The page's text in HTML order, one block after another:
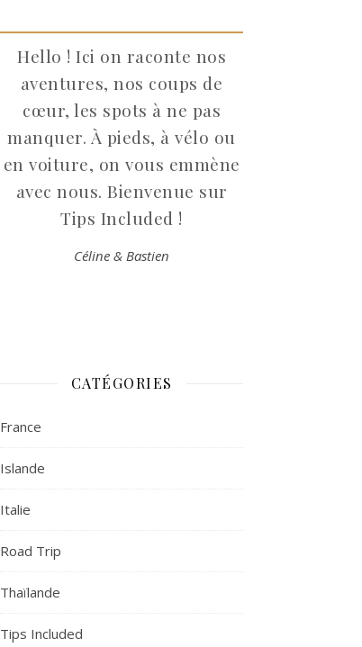
Hello ! Ici on raconte nos
aventures, nos coups de
cœur, les spots à ne pas
manquer. À pieds, à vélo ou
en voiture, on vous emmène
avec nous. Bienvenue sur
Tips Included !
Céline & Bastien
CATÉGORIES
France
Islande
Italie
Road Trip
Thaïlande
Tips Included